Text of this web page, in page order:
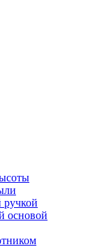
ручкой
основой